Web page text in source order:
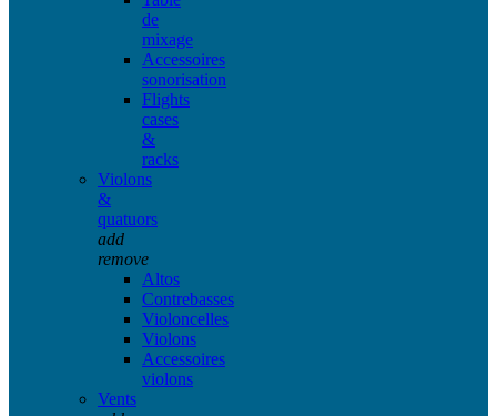
de
mixage
Accessoires
sonorisation
Flights
cases
&
racks
Violons
&
quatuors
add
remove
Altos
Contrebasses
Violoncelles
Violons
Accessoires
violons
Vents